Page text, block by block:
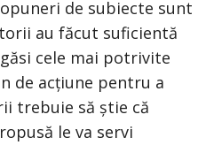
de subiecte sunt
au făcut suficientă
cele mai potrivite
de acțiune pentru a
trebuie să știe că
le va servi